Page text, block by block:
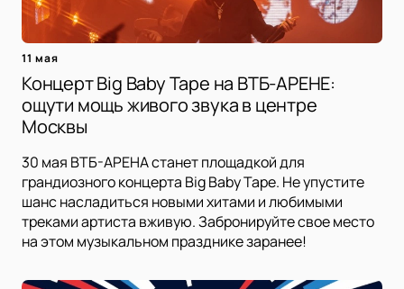
11 мая
Концерт Big Baby Tape на ВТБ-АРЕНЕ:
ощути мощь живого звука в центре
Москвы
30 мая ВТБ-АРЕНА станет площадкой для
грандиозного концерта Big Baby Tape. Не упустите
шанс насладиться новыми хитами и любимыми
треками артиста вживую. Забронируйте свое место
на этом музыкальном празднике заранее!